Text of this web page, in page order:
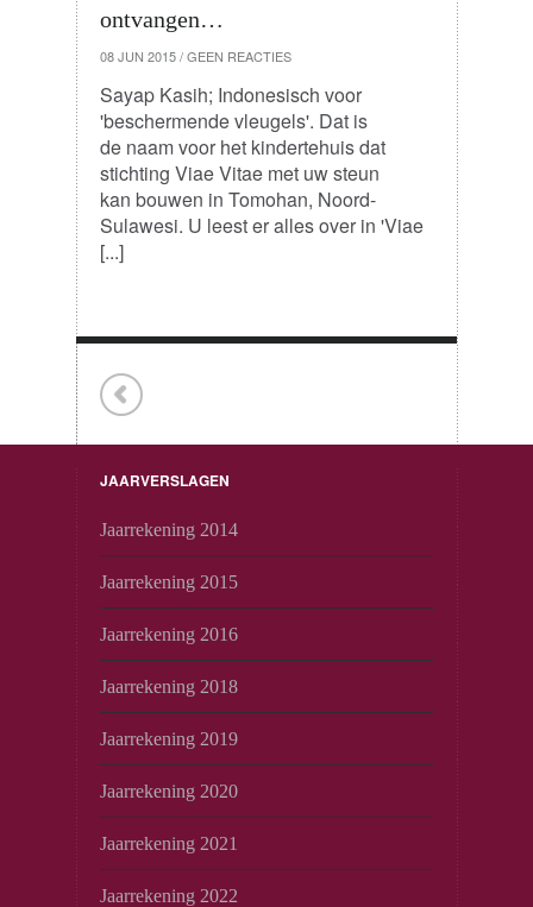
ontvangen…
08 JUN 2015 / GEEN REACTIES
Sayap Kasih; Indonesisch voor
'beschermende vleugels'. Dat is
de naam voor het kindertehuis dat
stichting Viae Vitae met uw steun
kan bouwen in Tomohan, Noord-
Sulawesi. U leest er alles over in 'Viae
[...]
JAARVERSLAGEN
Jaarrekening 2014
Jaarrekening 2015
Jaarrekening 2016
Jaarrekening 2018
Jaarrekening 2019
Jaarrekening 2020
Jaarrekening 2021
Jaarrekening 2022